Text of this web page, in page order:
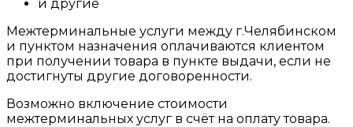
и другие
Межтерминальные услуги между г.Челябинском
и пунктом назначения оплачиваются клиентом
при получении товара в пункте выдачи, если не
достигнуты другие договоренности.
Возможно включение стоимости
межтерминальных услуг в счёт на оплату товара.